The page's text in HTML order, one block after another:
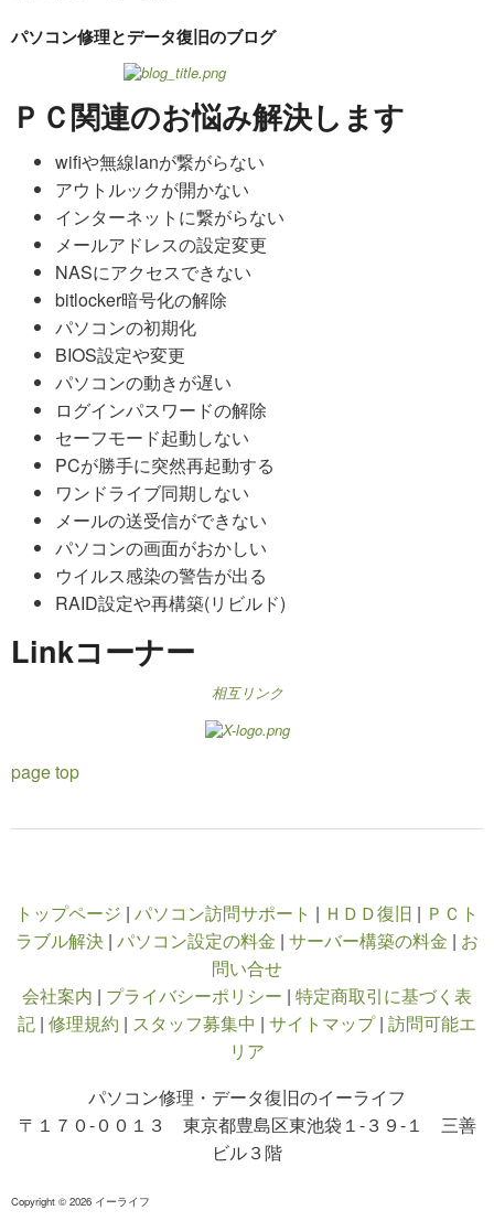
パソコン修理とデータ復旧のブログ
ＰＣ関連のお悩み解決します
wifiや無線lanが繋がらない
アウトルックが開かない
インターネットに繋がらない
メールアドレスの設定変更
NASにアクセスできない
bitlocker暗号化の解除
パソコンの初期化
BIOS設定や変更
パソコンの動きが遅い
ログインパスワードの解除
セーフモード起動しない
PCが勝手に突然再起動する
ワンドライブ同期しない
メールの送受信ができない
パソコンの画面がおかしい
ウイルス感染の警告が出る
RAID設定や再構築(リビルド)
Linkコーナー
相互リンク
page top
トップページ | パソコン訪問サポート | ＨＤＤ復旧 | ＰＣト
ラブル解決 | パソコン設定の料金 | サーバー構築の料金 | お
問い合せ
会社案内 | プライバシーポリシー | 特定商取引に基づく表
記 | 修理規約 | スタッフ募集中 | サイトマップ| 訪問可能エ
リア
パソコン修理・データ復旧のイーライフ
〒１７０-００１３ 東京都豊島区東池袋１-３９-１ 三善
ビル３階
Copyright © 2026 イーライフ